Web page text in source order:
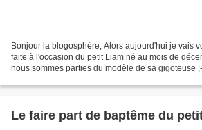
Bonjour la blogosphère, Alors aujourd'hui je vais
faite à l'occasion du petit Liam né au mois de
nous sommes parties du modèle de sa gigoteuse
Le faire part de baptême du